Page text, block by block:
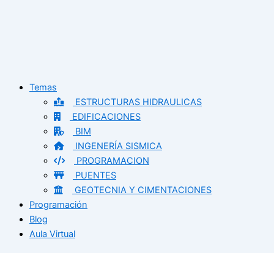
Temas
ESTRUCTURAS HIDRAULICAS
EDIFICACIONES
BIM
INGENERÍA SISMICA
PROGRAMACION
PUENTES
GEOTECNIA Y CIMENTACIONES
Programación
Blog
Aula Virtual